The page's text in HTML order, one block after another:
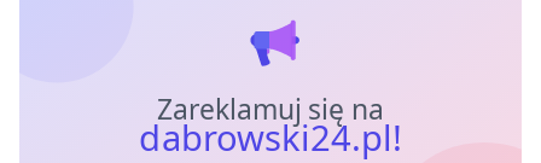
Zareklamuj się na
dabrowski24.pl!